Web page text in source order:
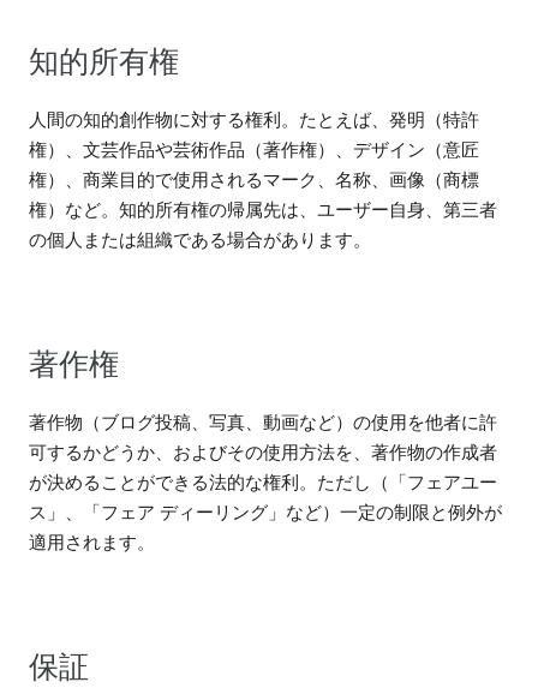
知的所有権
人間の知的創作物に対する権利。たとえば、発明（特許
権）、文芸作品や芸術作品（著作権）、デザイン（意匠
権）、商業目的で使用されるマーク、名称、画像（商標
権）など。知的所有権の帰属先は、ユーザー自身、第三者
の個人または組織である場合があります。
著作権
著作物（ブログ投稿、写真、動画など）の使用を他者に許
可するかどうか、およびその使用方法を、著作物の作成者
が決めることができる法的な権利。ただし（「フェアユー
ス」、「フェア ディーリング」など）一定の制限と例外が
適用されます。
保証